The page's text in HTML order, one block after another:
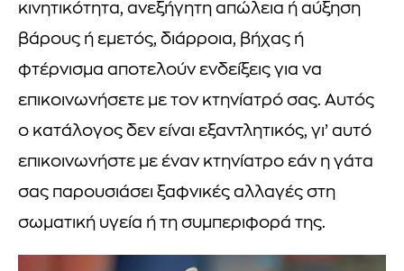
κινητικότητα, ανεξήγητη απώλεια ή αύξηση
βάρους ή εμετός, διάρροια, βήχας ή
φτέρνισμα αποτελούν ενδείξεις για να
επικοινωνήσετε με τον κτηνίατρό σας. Αυτός
ο κατάλογος δεν είναι εξαντλητικός, γι’ αυτό
επικοινωνήστε με έναν κτηνίατρο εάν η γάτα
σας παρουσιάσει ξαφνικές αλλαγές στη
σωματική υγεία ή τη συμπεριφορά της.